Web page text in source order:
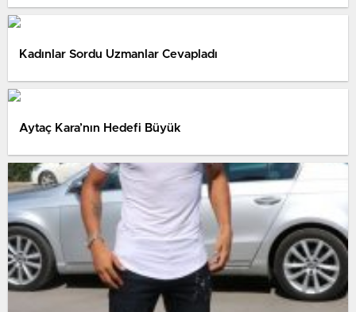
Kadınlar Sordu Uzmanlar Cevapladı
Aytaç Kara’nın Hedefi Büyük